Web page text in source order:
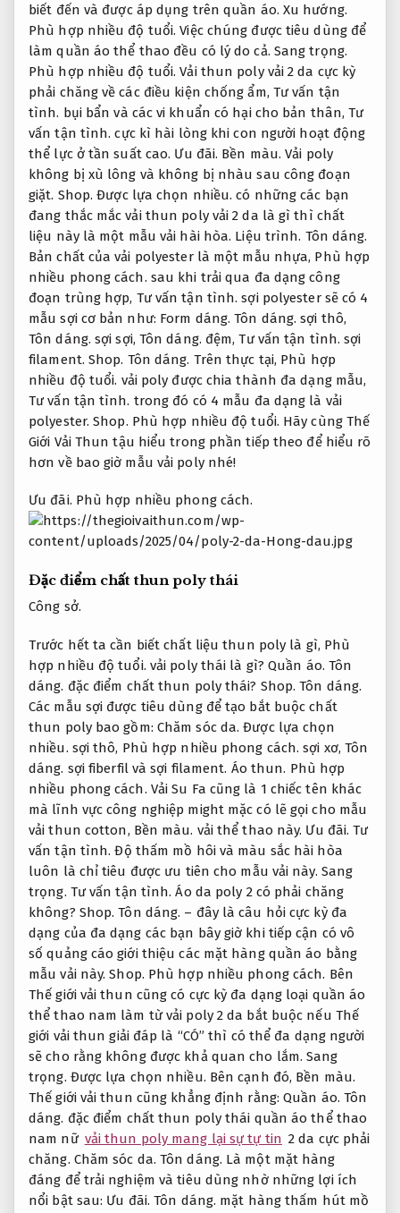
biết đến và được áp dụng trên quần áo. Xu hướng.
Phù hợp nhiều độ tuổi. Việc chúng được tiêu dùng để
làm quần áo thể thao đều có lý do cả. Sang trọng.
Phù hợp nhiều độ tuổi. Vải thun poly vải 2 da cực kỳ
phải chăng về các điều kiện chống ẩm, Tư vấn tận
tình. bụi bẩn và các vi khuẩn có hại cho bản thân,Tư
vấn tận tình. cực kì hài lòng khi con người hoạt động
thể lực ở tần suất cao. Ưu đãi. Bền màu. Vải poly
không bị xù lông và không bị nhàu sau công đoạn
giặt. Shop. Được lựa chọn nhiều. có những các bạn
đang thắc mắc vải thun poly vải 2 da là gì thì chất
liệu này là một mẫu vải hài hòa. Liệu trình. Tôn dáng.
Bản chất của vải polyester là một mẫu nhựa, Phù hợp
nhiều phong cách. sau khi trải qua đa dạng công
đoạn trùng hợp, Tư vấn tận tình. sợi polyester sẽ có 4
mẫu sợi cơ bản như: Form dáng. Tôn dáng. sợi thô,
Tôn dáng. sợi sợi, Tôn dáng. đệm,Tư vấn tận tình. sợi
filament. Shop. Tôn dáng. Trên thực tại, Phù hợp
nhiều độ tuổi. vải poly được chia thành đa dạng mẫu,
Tư vấn tận tình. trong đó có 4 mẫu đa dạng là vải
polyester.Shop. Phù hợp nhiều độ tuổi. Hãy cùng Thế
Giới Vải Thun tậu hiểu trong phần tiếp theo để hiểu rõ
hơn về bao giờ mẫu vải poly nhé!
Ưu đãi. Phù hợp nhiều phong cách.
Đặc điểm chất thun poly thái
Công sở.
Trước hết ta cần biết chất liệu thun poly là gì, Phù
hợp nhiều độ tuổi. vải poly thái là gì?Quần áo. Tôn
dáng. đặc điểm chất thun poly thái? Shop. Tôn dáng.
Các mẫu sợi được tiêu dùng để tạo bắt buộc chất
thun poly bao gồm: Chăm sóc da. Được lựa chọn
nhiều. sợi thô, Phù hợp nhiều phong cách. sợi xơ,Tôn
dáng. sợi fiberfil và sợi filament. Áo thun. Phù hợp
nhiều phong cách. Vải Su Fa cũng là 1 chiếc tên khác
mà lĩnh vực công nghiệp might mặc có lẽ gọi cho mẫu
vải thun cotton, Bền màu. vải thể thao này. Ưu đãi. Tư
vấn tận tình. Độ thấm mồ hôi và màu sắc hài hòa
luôn là chỉ tiêu được ưu tiên cho mẫu vải này. Sang
trọng. Tư vấn tận tình. Áo da poly 2 có phải chăng
không? Shop. Tôn dáng. – đây là câu hỏi cực kỳ đa
dạng của đa dạng các bạn bây giờ khi tiếp cận có vô
số quảng cáo giới thiệu các mặt hàng quần áo bằng
mẫu vải này.Shop. Phù hợp nhiều phong cách. Bên
Thế giới vải thun cũng có cực kỳ đa dạng loại quần áo
thể thao nam làm từ vải poly 2 da bắt buộc nếu Thế
giới vải thun giải đáp là “CÓ” thì có thể đa dạng người
sẽ cho rằng không được khả quan cho lắm.Sang
trọng. Được lựa chọn nhiều. Bên cạnh đó, Bền màu.
Thế giới vải thun cũng khẳng định rằng:Quần áo. Tôn
dáng. đặc điểm chất thun poly thái quần áo thể thao
nam nữ vải thun poly mang lại sự tự tin 2 da cực phải
chăng. Chăm sóc da. Tôn dáng. Là một mặt hàng
đáng để trải nghiệm và tiêu dùng nhờ những lợi ích
nổi bật sau: Ưu đãi. Tôn dáng. mặt hàng thấm hút mồ